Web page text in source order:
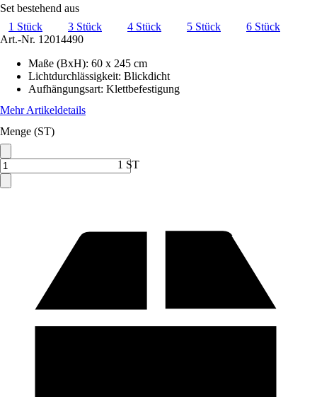
Set bestehend aus
1 Stück
3 Stück 4 Stück 5 Stück
6 Stück
Art.-Nr. 12014490
Maße (BxH): 60 x 245 cm
Lichtdurchlässigkeit: Blickdicht
Aufhängungsart: Klettbefestigung
Mehr Artikeldetails
Menge (ST)
1 ST